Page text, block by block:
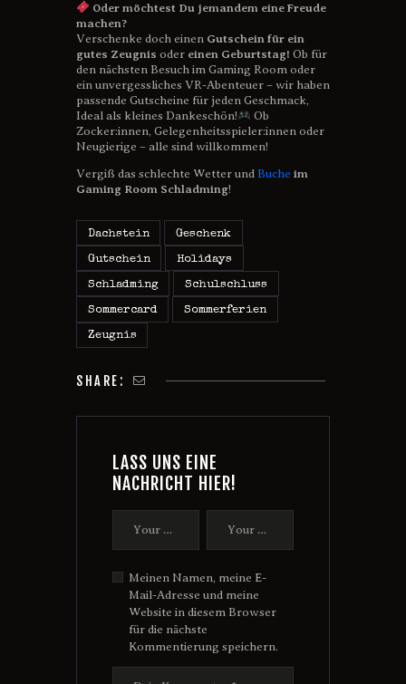
Oder möchtest Du jemandem eine Freude
machen?
Verschenke doch einen Gutschein für ein
gutes Zeugnis oder einen Geburtstag! Ob für
den nächsten Besuch im Gaming Room oder
ein unvergessliches VR-Abenteuer – wir haben
passende Gutscheine für jeden Geschmack,
Ideal als kleines Dankeschön!
Ob
Zocker:innen, Gelegenheitsspieler:innen oder
Neugierige – alle sind willkommen!
Vergiß das schlechte Wetter und Buche im
Gaming Room Schladming!
Dachstein Geschenk
Gutschein Holidays
Schladming Schulschluss
Sommercard Sommerferien
Zeugnis
SHARE:
LASS UNS EINE
NACHRICHT HIER!
Meinen Namen, meine E-
Mail-Adresse und meine
Website in diesem Browser
für die nächste
Kommentierung speichern.